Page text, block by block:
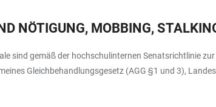
NÖTIGUNG, MOBBING,
sind gemäß der hochschulinternen Senatsrichtlinie
Gleichbehandlungsgesetz (AGG §1 und 3),